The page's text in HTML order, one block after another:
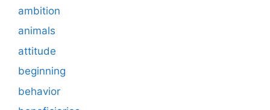
ambition
animals
attitude
beginning
behavior